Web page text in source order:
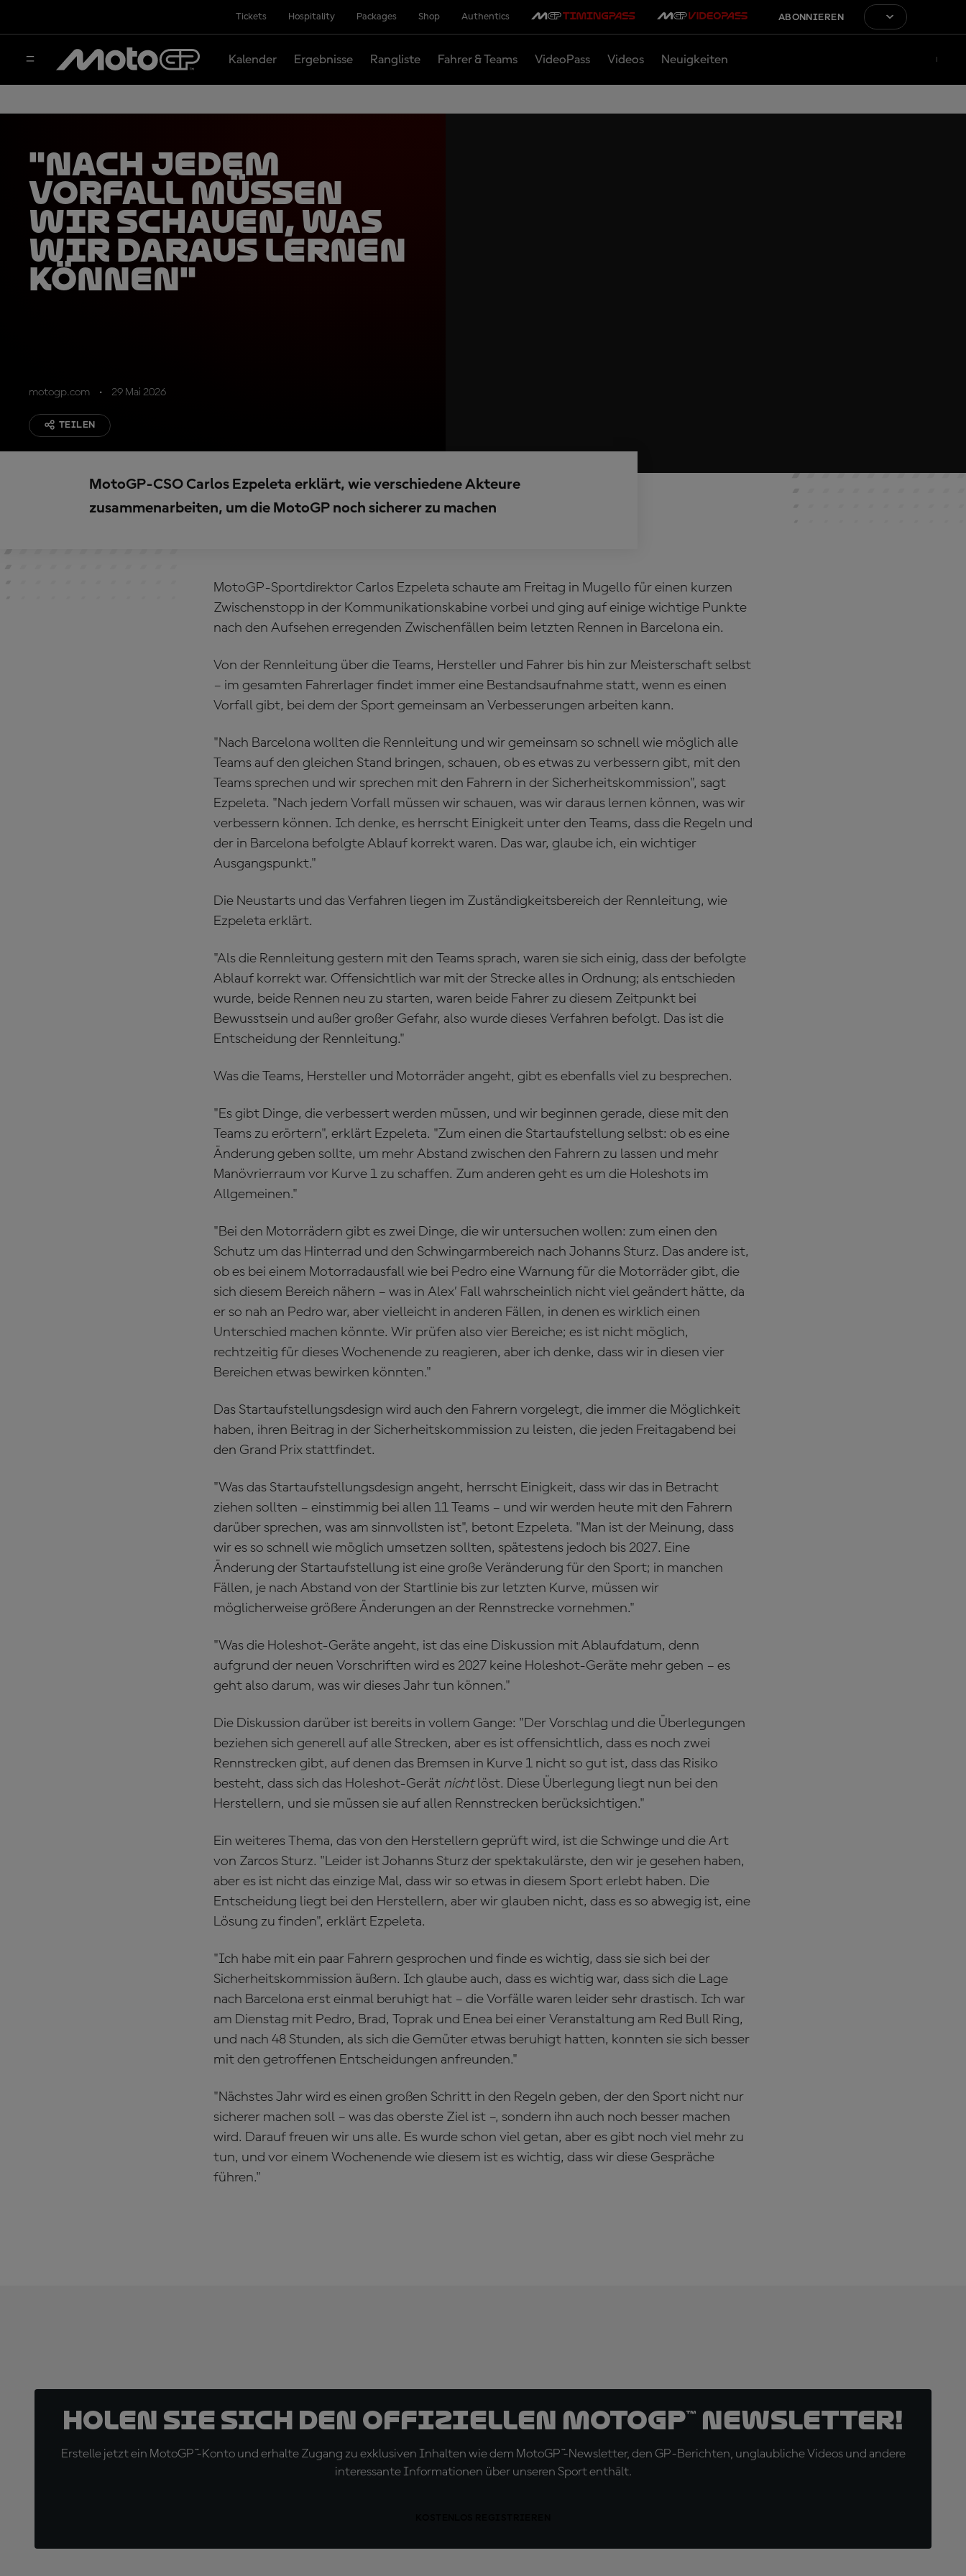
Tickets Hospitality Packages Shop Authentics ABONNIEREN
Kalender Ergebnisse Rangliste Fahrer & Teams VideoPass Videos Neuigkeiten
"Nach jedem
Vorfall müssen
wir schauen, was
wir daraus lernen
können"
motogp.com 29 Mai 2026
TEILEN
MotoGP-CSO Carlos Ezpeleta erklärt, wie verschiedene Akteure
zusammenarbeiten, um die MotoGP noch sicherer zu machen
MotoGP-Sportdirektor Carlos Ezpeleta schaute am Freitag in Mugello für einen kurzen
Zwischenstopp in der Kommunikationskabine vorbei und ging auf einige wichtige Punkte
nach den Aufsehen erregenden Zwischenfällen beim letzten Rennen in Barcelona ein.
Von der Rennleitung über die Teams, Hersteller und Fahrer bis hin zur Meisterschaft selbst
– im gesamten Fahrerlager findet immer eine Bestandsaufnahme statt, wenn es einen
Vorfall gibt, bei dem der Sport gemeinsam an Verbesserungen arbeiten kann.
"Nach Barcelona wollten die Rennleitung und wir gemeinsam so schnell wie möglich alle
Teams auf den gleichen Stand bringen, schauen, ob es etwas zu verbessern gibt, mit den
Teams sprechen und wir sprechen mit den Fahrern in der Sicherheitskommission", sagt
Ezpeleta. "Nach jedem Vorfall müssen wir schauen, was wir daraus lernen können, was wir
verbessern können. Ich denke, es herrscht Einigkeit unter den Teams, dass die Regeln und
der in Barcelona befolgte Ablauf korrekt waren. Das war, glaube ich, ein wichtiger
Ausgangspunkt."
Die Neustarts und das Verfahren liegen im Zuständigkeitsbereich der Rennleitung, wie
Ezpeleta erklärt.
"Als die Rennleitung gestern mit den Teams sprach, waren sie sich einig, dass der befolgte
Ablauf korrekt war. Offensichtlich war mit der Strecke alles in Ordnung; als entschieden
wurde, beide Rennen neu zu starten, waren beide Fahrer zu diesem Zeitpunkt bei
Bewusstsein und außer großer Gefahr, also wurde dieses Verfahren befolgt. Das ist die
Entscheidung der Rennleitung."
Was die Teams, Hersteller und Motorräder angeht, gibt es ebenfalls viel zu besprechen.
"Es gibt Dinge, die verbessert werden müssen, und wir beginnen gerade, diese mit den
Teams zu erörtern", erklärt Ezpeleta. "Zum einen die Startaufstellung selbst: ob es eine
Änderung geben sollte, um mehr Abstand zwischen den Fahrern zu lassen und mehr
Manövrierraum vor Kurve 1 zu schaffen. Zum anderen geht es um die Holeshots im
Allgemeinen."
"Bei den Motorrädern gibt es zwei Dinge, die wir untersuchen wollen: zum einen den
Schutz um das Hinterrad und den Schwingarmbereich nach Johanns Sturz. Das andere ist,
ob es bei einem Motorradausfall wie bei Pedro eine Warnung für die Motorräder gibt, die
sich diesem Bereich nähern – was in Alex’ Fall wahrscheinlich nicht viel geändert hätte, da
er so nah an Pedro war, aber vielleicht in anderen Fällen, in denen es wirklich einen
Unterschied machen könnte. Wir prüfen also vier Bereiche; es ist nicht möglich,
rechtzeitig für dieses Wochenende zu reagieren, aber ich denke, dass wir in diesen vier
Bereichen etwas bewirken könnten."
Das Startaufstellungsdesign wird auch den Fahrern vorgelegt, die immer die Möglichkeit
haben, ihren Beitrag in der Sicherheitskommission zu leisten, die jeden Freitagabend bei
den Grand Prix stattfindet.
"Was das Startaufstellungsdesign angeht, herrscht Einigkeit, dass wir das in Betracht
ziehen sollten – einstimmig bei allen 11 Teams – und wir werden heute mit den Fahrern
darüber sprechen, was am sinnvollsten ist", betont Ezpeleta. "Man ist der Meinung, dass
wir es so schnell wie möglich umsetzen sollten, spätestens jedoch bis 2027. Eine
Änderung der Startaufstellung ist eine große Veränderung für den Sport; in manchen
Fällen, je nach Abstand von der Startlinie bis zur letzten Kurve, müssen wir
möglicherweise größere Änderungen an der Rennstrecke vornehmen."
"Was die Holeshot-Geräte angeht, ist das eine Diskussion mit Ablaufdatum, denn
aufgrund der neuen Vorschriften wird es 2027 keine Holeshot-Geräte mehr geben – es
geht also darum, was wir dieses Jahr tun können."
Die Diskussion darüber ist bereits in vollem Gange: "Der Vorschlag und die Überlegungen
beziehen sich generell auf alle Strecken, aber es ist offensichtlich, dass es noch zwei
Rennstrecken gibt, auf denen das Bremsen in Kurve 1 nicht so gut ist, dass das Risiko
besteht, dass sich das Holeshot-Gerät nichtlöst. Diese Überlegung liegt nun bei den
Herstellern, und sie müssen sie auf allen Rennstrecken berücksichtigen."
Ein weiteres Thema, das von den Herstellern geprüft wird, ist die Schwinge und die Art
von Zarcos Sturz. "Leider ist Johanns Sturz der spektakulärste, den wir je gesehen haben,
aber es ist nicht das einzige Mal, dass wir so etwas in diesem Sport erlebt haben. Die
Entscheidung liegt bei den Herstellern, aber wir glauben nicht, dass es so abwegig ist, eine
Lösung zu finden", erklärt Ezpeleta.
"Ich habe mit ein paar Fahrern gesprochen und finde es wichtig, dass sie sich bei der
Sicherheitskommission äußern. Ich glaube auch, dass es wichtig war, dass sich die Lage
nach Barcelona erst einmal beruhigt hat – die Vorfälle waren leider sehr drastisch. Ich war
am Dienstag mit Pedro, Brad, Toprak und Enea bei einer Veranstaltung am Red Bull Ring,
und nach 48 Stunden, als sich die Gemüter etwas beruhigt hatten, konnten sie sich besser
mit den getroffenen Entscheidungen anfreunden."
"Nächstes Jahr wird es einen großen Schritt in den Regeln geben, der den Sport nicht nur
sicherer machen soll – was das oberste Ziel ist –, sondern ihn auch noch besser machen
wird. Darauf freuen wir uns alle. Es wurde schon viel getan, aber es gibt noch viel mehr zu
tun, und vor einem Wochenende wie diesem ist es wichtig, dass wir diese Gespräche
führen."
Holen Sie sich den offiziellen MotoGP™ Newsletter!
Erstelle jetzt ein MotoGP™-Konto und erhalte Zugang zu exklusiven Inhalten wie dem MotoGP™-Newsletter, den GP-Berichten, unglaubliche Videos und andere
interessante Informationen über unseren Sport enthält.